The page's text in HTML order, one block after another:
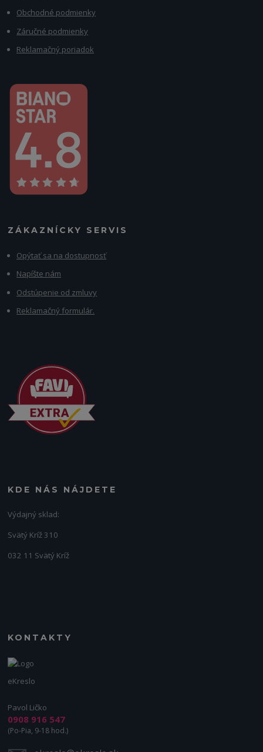
Obchodné podmienky
Záručné podmienky
Reklamačný poriadok
ZÁKAZNÍCKY SERVIS
Opýtať sa na dostupnosť
Napíšte nám
Odstúpenie od zmluvy
Reklamačný formulár.
KDE NÁS NÁJDETE
Výdajný sklad:
Svätý Kríž 310
032 11 Svätý Kríž
KONTAKTY
eKreslo
Pavol Ličko
0908 916 547
(Po-Pia, 9-18 hod.)